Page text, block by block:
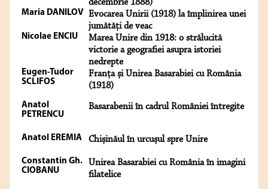
decembrie 1888)
Maria DANILOV Evocarea Unirii (1918) la împlinirea unei
jumătăţi de veac
Nicolae ENCIU
Marea Unire din 1918: o strălucită
victorie a geografiei asupra istoriei
nedrepte
Eugen-Tudor
SCLIFOS
Franța și Unirea Basarabiei cu România
(1918)
Anatol
PETRENCU
Basarabenii în cadrul României întregite
Anatol EREMIA Chișinăul în urcușul spre Unire
Constantin Gh.
CIOBANU
Unirea Basarabiei cu România în imagini
filatelice